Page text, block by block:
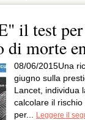
il test
morte
08/06/2015Una
giugno sulla
Lancet, individua
calcolare il
per...
Leggere il